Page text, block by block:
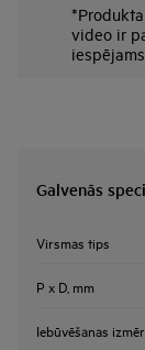
video ir
Galvenās
Virsmas tips
P x D, mm
Iebūvēšanas